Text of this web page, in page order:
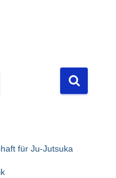
für Ju-Jutsuka